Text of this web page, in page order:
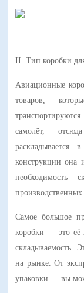
II. Тип коробки
Авиационные
товаров,
самолёт,
раскладывается
конструкции она
необходимость
производственных
Самое большое
коробки — это её
складываемость.
на рынке.От
упаковки — вы